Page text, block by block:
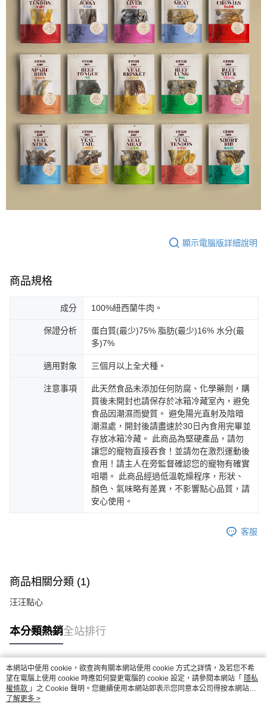
顯示電腦版詳細說明
商品規格
成分 100%紐西蘭牛肉。
保證分析
蛋白質(最少)75% 脂肪(最少)16% 水分(最
多)7%
適用對象 三個月以上全犬種。
注意事項
此天然食品未添加任何防腐、化學藥劑，購
買後未開封也請保存於冰箱冷藏室內，避免
食品因潮濕而變質。 避免陽光直射及陰暗
潮濕處，開封後請盡速於30日內食用完畢並
存放冰箱冷藏。 此商品為堅硬產品，請勿
讓您的寵物直接吞食！並請勿在激烈運動後
食用！請主人在旁監督確認您的寵物有確實
咀嚼。 此商品經過低溫乾燥程序，形狀、
顏色、氣味略有差異，不影響點心品質，請
安心使用。
客服
商品相關分類 (1)
汪汪點心
本分類熱銷全站排行
熱門標籤
本網站中使用 cookie，欲查詢有關本網站使用 cookie 方式之詳情，及若您不希
望在電腦上使用 cookie 時應如何變更電腦的 cookie 設定，請參閱本網站「 隱私
權條款 」之 Cookie 聲明。您繼續使用本網站即表示您同意本公司得按本網站使
用條款之 Cookie 聲明使用 cookie。
了解更多 >